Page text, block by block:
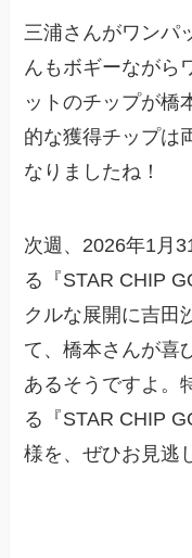
三浦さんがワンパ
んもボギーながら
ットのチップが橋
的な獲得チップは
なりましたね！
次週、2026年1月
る『STAR CHIP
クルな展開に吉田
て、橋本さんが喜
あるそうですよ。
る『STAR CHIP
様を、ぜひお見逃